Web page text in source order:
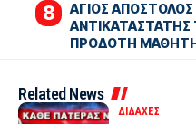
ΑΓΙΟΣ
ΑΝΤΙΚΑΤΑΣΤΑΤΗΣ
ΠΡΟΔΟΤΗ
Related News
ΔΙΔΑΧΕΣ